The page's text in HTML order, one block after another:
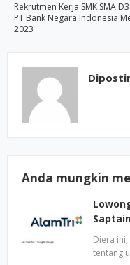
Rekrutmen Kerja SMK SMA D3
PT Bank Negara Indonesia
2023
Anda mungkin
Diera
tentang